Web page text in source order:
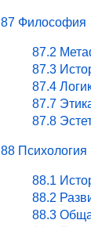
87 Философия
87.2
87.3
87.4
87.7
87.8
88 Психология
88.1
88.2
88.3